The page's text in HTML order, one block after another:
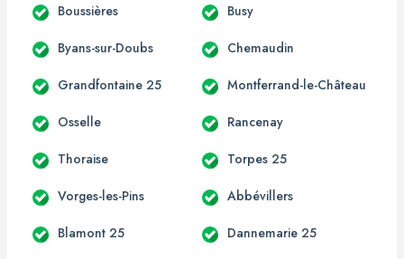
Boussières Busy
Byans-sur-Doubs Chemaudin
Grandfontaine 25 Montferrand-le-Château
Osselle Rancenay
Thoraise Torpes 25
Vorges-les-Pins Abbévillers
Blamont 25 Dannemarie 25